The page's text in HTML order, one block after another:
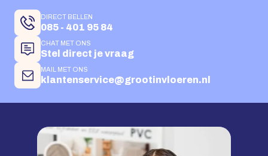
DIRECT BELLEN
085 - 401 95 84
CHAT MET ONS
Stel direct je vraag
MAIL MET ONS
klantenservice@grootinvloeren.nl